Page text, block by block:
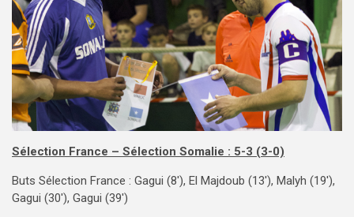
Sélection France – Sélection Somalie : 5-3 (3-0)
Buts Sélection France : Gagui (8′), El Majdoub (13′), Malyh (19′),
Gagui (30′), Gagui (39′)